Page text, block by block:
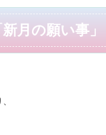
月の願い事」